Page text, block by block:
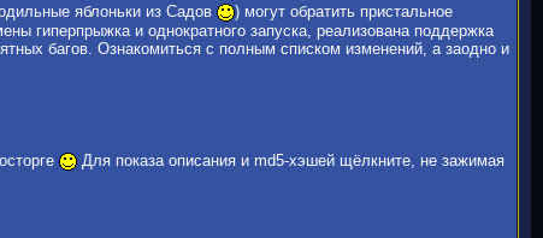
яблоньки из Садов
) могут обратить пристальное
гиперпрыжка и однократного запуска, реализована поддержка
багов. Ознакомиться с полным списком изменений, а заодно и
Для показа описания и md5-хэшей щёлкните, не зажимая